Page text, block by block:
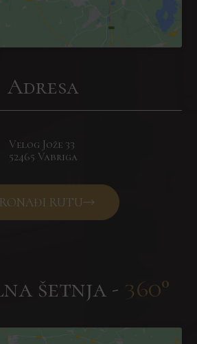
Adresa
Velog Jože 33
52465 Vabriga
RUTU
šetnja - 360°